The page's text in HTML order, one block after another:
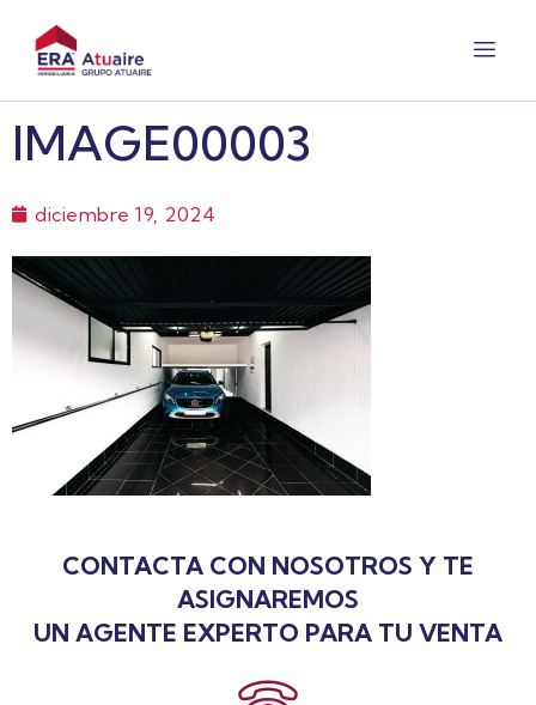
IMAGE00003
diciembre 19, 2024
CONTACTA CON NOSOTROS Y TE
ASIGNAREMOS
UN AGENTE EXPERTO PARA TU VENTA